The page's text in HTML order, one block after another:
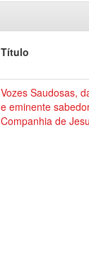
Título
Vozes Saudosas,
e eminente
Companhia de